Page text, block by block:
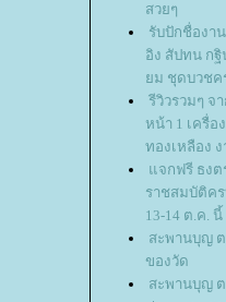
สวยๆ
รับปักชื่องา
อิง สัปทน กฐิ
ม ชุดบวชค
รีวิวรวมๆ จ
หน้า 1 เครื่อ
ทองเหลือง
จกฟรี ธงต
ราชสมบัติค
13-14 ต.ค. นี้
สะพานบุญ
ของวัด
สะพานบุญ